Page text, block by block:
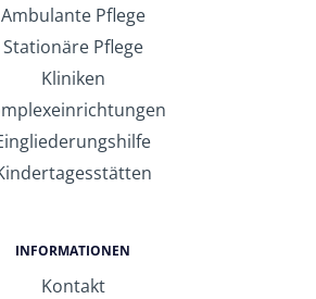
Ambulante Pflege
Stationäre Pflege
Kliniken
INFORMATIONEN
Kontakt